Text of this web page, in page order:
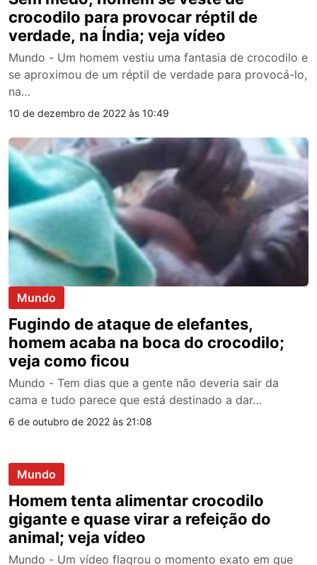
crocodilo para provocar réptil de
verdade, na Índia; veja vídeo
Mundo - Um homem vestiu uma fantasia de crocodilo e
se aproximou de um réptil de verdade para provocá-lo,
na…
10 de dezembro de 2022 às 10:49
Mundo
Fugindo de ataque de elefantes,
homem acaba na boca do crocodilo;
veja como ficou
Mundo - Tem dias que a gente não deveria sair da
cama e tudo parece que está destinado a dar…
6 de outubro de 2022 às 21:08
Mundo
Homem tenta alimentar crocodilo
gigante e quase virar a refeição do
animal; veja vídeo
Mundo - Um vídeo flagrou o momento exato em que